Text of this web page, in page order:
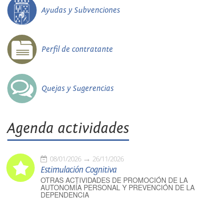
Ayudas y Subvenciones
Perfil de contratante
Quejas y Sugerencias
Agenda actividades
08/01/2026 26/11/2026
Estimulación Cognitiva
OTRAS ACTIVIDADES DE PROMOCIÓN DE LA
AUTONOMÍA PERSONAL Y PREVENCIÓN DE LA
DEPENDENCIA